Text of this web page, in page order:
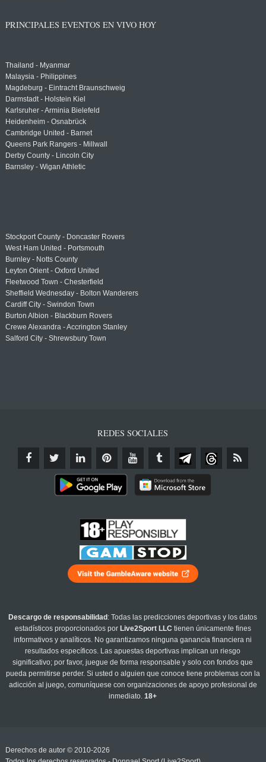
PRINCIPALES EVENTOS EN VIVO HOY
Thailand - Myanmar
Malaysia - Philippines
Magdeburg - Eintracht Braunschweig
Darmstadt - Holstein Kiel
Karlsruher - Arminia Bielefeld
Heidenheim - Osnabrück
Cambridge United - Barnet
Queens Park Rangers - Millwall
Derby County - Lincoln City
Barnsley - Wigan Athletic
Stockport County - Doncaster Rovers
West Ham United - Portsmouth
Burnley - Notts County
Leyton Orient - Oxford United
Fleetwood Town - Chesterfield
Sheffield Wednesday - Bolton Wanderers
Cardiff City - Swindon Town
Burton Albion - Blackburn Rovers
Crewe Alexandra - Accrington Stanley
Salford City - Shrewsbury Town
REDES SOCIALES
Descargo de responsabilidad : Todas las predicciones deportivas y los datos
estadísticos proporcionados por Live2Sport LLC tienen únicamente fines
informativos y analíticos. No garantizamos ninguna ganancia financiera ni
resultados específicos. Las apuestas deportivas implican un riesgo
significativo; por favor, juegue de forma responsable y solo con fondos que
pueda permitirse perder. Si usted o alguien que conoce tiene problemas con la
adicción al juego, comuníquese con organizaciones de apoyo profesional de
inmediato.18+
Derechos de autor © 2010-2026